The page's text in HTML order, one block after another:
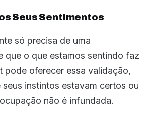
Seus Sentimentos
só precisa de uma
que o que estamos sentindo faz
pode oferecer essa validação,
instintos estavam certos ou
não é infundada.